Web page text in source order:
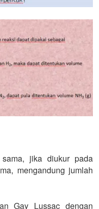
jika diukur pada
mengandung jumlah
Gay Lussac dengan